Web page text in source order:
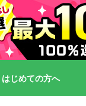
はじめての方へ